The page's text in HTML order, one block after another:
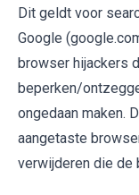
Dit geldt voor
Google
browser hijackers
beperken/
ongedaan maken.
aangetaste
verwijderen die de